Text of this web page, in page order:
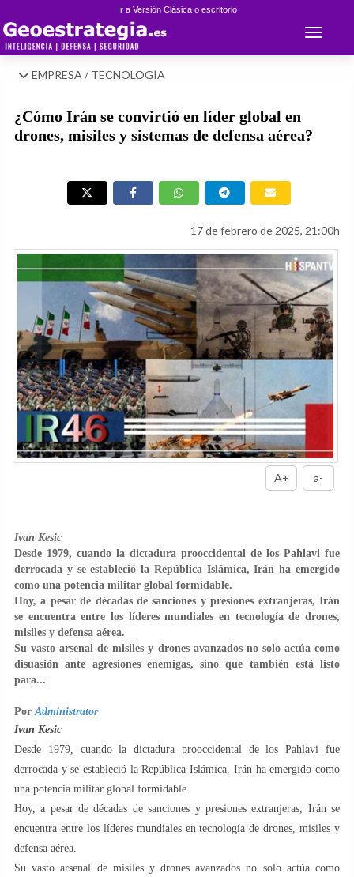
Ir a Versión Clásica o escritorio
Toggle
EMPRESA / TECNOLOGÍA
¿Cómo Irán se convirtió en líder global en
drones, misiles y sistemas de defensa aérea?
17 de febrero de 2025, 21:00h
A+ a-
Ivan Kesic
Desde 1979, cuando la dictadura prooccidental de los Pahlavi fue
derrocada y se estableció la República Islámica, Irán ha emergido
como una potencia militar global formidable.
Hoy, a pesar de décadas de sanciones y presiones extranjeras, Irán
se encuentra entre los líderes mundiales en tecnología de drones,
misiles y defensa aérea.
Su vasto arsenal de misiles y drones avanzados no solo actúa como
disuasión ante agresiones enemigas, sino que también está listo
para...
Por Administrator
Ivan Kesic
Desde 1979, cuando la dictadura prooccidental de los Pahlavi fue
derrocada y se estableció la República Islámica, Irán ha emergido como
una potencia militar global formidable.
Hoy, a pesar de décadas de sanciones y presiones extranjeras, Irán se
encuentra entre los líderes mundiales en tecnología de drones, misiles y
defensa aérea.
Su vasto arsenal de misiles y drones avanzados no solo actúa como